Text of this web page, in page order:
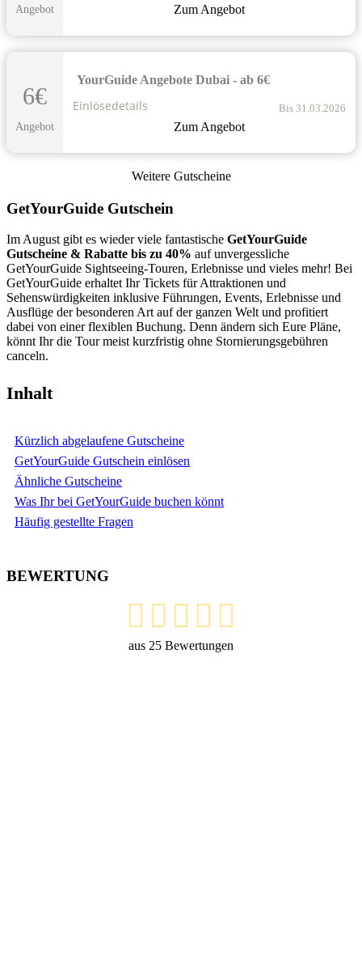
Angebot Zum Angebot
6€
Angebot
YourGuide Angebote Dubai - ab 6€
Zum Angebot
Bis 31.03.2026
Einlösedetails
Weitere Gutscheine
GetYourGuide Gutschein
Im August gibt es wieder viele fantastische GetYourGuide
Gutscheine & Rabatte bis zu 40% auf unvergessliche
GetYourGuide Sightseeing-Touren, Erlebnisse und vieles mehr! Bei
GetYourGuide erhaltet Ihr Tickets für Attraktionen und
Sehenswürdigkeiten inklusive Führungen, Events, Erlebnisse und
Ausflüge der besonderen Art auf der ganzen Welt und profitiert
dabei von einer flexiblen Buchung. Denn ändern sich Eure Pläne,
könnt Ihr die Tour meist kurzfristig ohne Stornierungsgebühren
canceln.
Inhalt
Kürzlich abgelaufene Gutscheine
GetYourGuide Gutschein einlösen
Ähnliche Gutscheine
Was Ihr bei GetYourGuide buchen könnt
Häufig gestellte Fragen
BEWERTUNG
aus 25 Bewertungen